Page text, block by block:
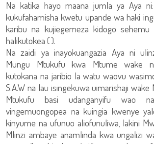
Na katika hayo maana jumla ya Aya
kukufahamisha kwetu upande wa haki
karibu na kujiegemeza kidogo
halikutokea ( ).
Na zaidi ya inayokuangazia Aya ni
Mungu Mtukufu kwa Mtume wake
kutokana na jaribio la watu waovu
S.A.W na lau isingekuwa uimarishaji
Mtukufu basi udanganyifu wao
vingemuongopea na kuingia kwenye
kinyume na ufunuo aliofunuliwa, lakini
Mlinzi ambaye anamlinda kwa ungalizi